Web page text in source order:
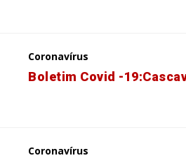
Coronavírus
Boletim Covid -
Coronavírus